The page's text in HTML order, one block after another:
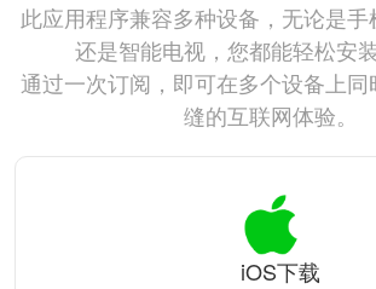
此应用程序兼容多种设备，无论是
还是智能电视，您都能轻松安装
通过一次订阅，即可在多个设备上
缝的互联网体验。
iOS下载